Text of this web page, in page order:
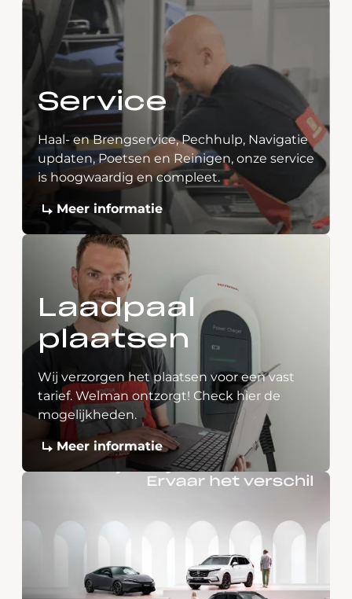
Service
Haal- en Brengservice, Pechhulp, Navigatie
updaten, Poetsen en Reinigen, onze service
is hoogwaardig en compleet.
Meer informatie
Laadpaal
plaatsen
Wij verzorgen het plaatsen voor een vast
tarief. Welman ontzorgt! Check hier de
mogelijkheden.
Meer informatie